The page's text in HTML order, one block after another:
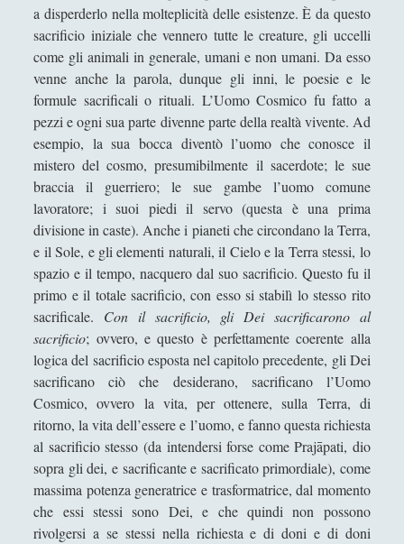
Dire, fare e baciare dalla terra madre alla ruggine
spettrale
Espellere l'indicibile: una lettura filosofica tra
psicoanalisi e dialettica
Il Demiurgo di Platone ha l'Idea di Artisticità sui
numeri idealmente contratti
Il sospetto per gli "starnuti" della steppa
IL TRIANGOLO DELLE OPPPOSIZIONI: UN
MODELLO ERMENEUTICO
Il «Giano Bifronte» Salvator Mundi di Leonardo da
Vinci in terra straniera
L'amicizia dell'acqua verso la "clessidra" della luce
L'estetica del Monte Vulture fra l'immaginazione
materiale e la natura morta
L'incoronazione della Vergine di Alessandro
Bonvicini in una visione alchemica
La Costituzione estetica al genitivo impolitico d'un
Potremmo
La crisi dei linguaggi artistici
a disperderlo nella molteplicità delle esistenze. È da questo
sacrificio iniziale che vennero tutte le creature, gli uccelli
come gli animali in generale, umani e non umani. Da esso
venne anche la parola, dunque gli inni, le poesie e le
formule sacrificali o rituali. L’Uomo Cosmico fu fatto a
pezzi e ogni sua parte divenne parte della realtà vivente. Ad
esempio, la sua bocca diventò l’uomo che conosce il
mistero del cosmo, presumibilmente il sacerdote; le sue
braccia il guerriero; le sue gambe l’uomo comune
lavoratore; i suoi piedi il servo (questa è una prima
divisione in caste). Anche i pianeti che circondano la Terra,
e il Sole, e gli elementi naturali, il Cielo e la Terra stessi, lo
spazio e il tempo, nacquero dal suo sacrificio. Questo fu il
primo e il totale sacrificio, con esso si stabilì lo stesso rito
sacrificale. Con il sacrificio, gli Dei sacrificarono al
sacrificio; ovvero, e questo è perfettamente coerente alla
logica del sacrificio esposta nel capitolo precedente, gli Dei
sacrificano ciò che desiderano, sacrificano l’Uomo
Cosmico, ovvero la vita, per ottenere, sulla Terra, di
ritorno, la vita dell’essere e l’uomo, e fanno questa richiesta
al sacrificio stesso (da intendersi forse come Prajāpati, dio
sopra gli dei, e sacrificante e sacrificato primordiale), come
massima potenza generatrice e trasformatrice, dal momento
che essi stessi sono Dei, e che quindi non possono
rivolgersi a se stessi nella richiesta e di doni e di doni